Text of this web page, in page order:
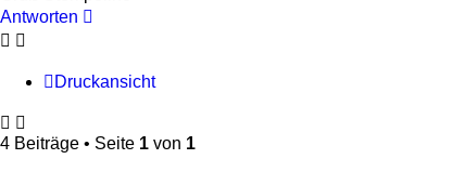
Antworten
Druckansicht
4 Beiträge • Seite 1 von 1